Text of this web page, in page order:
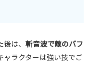
は、 斬音波で敵のバフ
ャラクターは強い技でご